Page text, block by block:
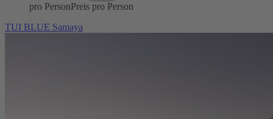
pro PersonPreis pro Person
TUI BLUE Samaya